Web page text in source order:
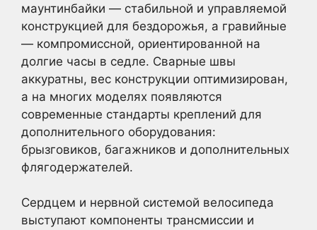
маунтинбайки — стабильной и управляемой
конструкцией для бездорожья, а гравийные
— компромиссной, ориентированной на
долгие часы в седле. Сварные швы
аккуратны, вес конструкции оптимизирован,
а на многих моделях появляются
современные стандарты креплений для
дополнительного оборудования:
брызговиков, багажников и дополнительных
флягодержателей.
Сердцем и нервной системой велосипеда
выступают компоненты трансмиссии и